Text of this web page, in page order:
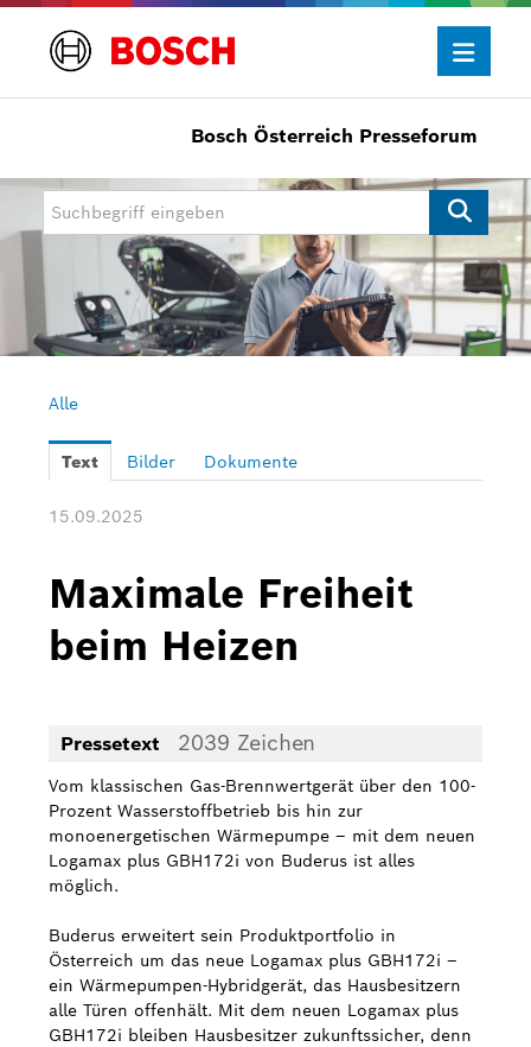
Presseinformationen
Allgemein/Wirtschaft
Bosch Innovationspreis
eBike Systems
Mobility
Power Tools
Buderus
Pressemappen
Downloads
Pressemappen
Fotos
Über uns
Bosch in Österreich
Bosch Österreich Presseforum
Alle
Text Bilder Dokumente
15.09.2025
Maximale Freiheit
beim Heizen
Pressetext 2039 Zeichen
Vom klassischen Gas-Brennwertgerät über den 100-
Prozent Wasserstoffbetrieb bis hin zur
monoenergetischen Wärmepumpe – mit dem neuen
Logamax plus GBH172i von Buderus ist alles
möglich.
Buderus erweitert sein Produktportfolio in
Österreich um das neue Logamax plus GBH172i –
ein Wärmepumpen-Hybridgerät, das Hausbesitzern
alle Türen offenhält. Mit dem neuen Logamax plus
GBH172i bleiben Hausbesitzer zukunftssicher, denn